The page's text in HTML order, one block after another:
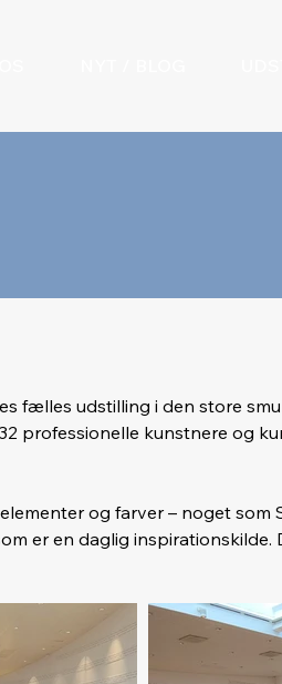
fælles udstilling i den store
professionelle kunstnere og
og farver – noget som
er en daglig inspirationskilde.
dag eller nat, men tiden
Farven betegner også en